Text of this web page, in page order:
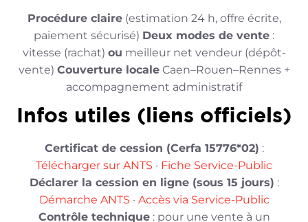
Procédure claire(estimation 24 h, offre écrite,
paiement sécurisé) Deux modes de vente :
vitesse (rachat) ou meilleur net vendeur (dépôt-
vente) Couverture localeCaen–Rouen–Rennes +
accompagnement administratif
Infos utiles (liens officiels)
Certificat de cession (Cerfa 15776*02) :
Télécharger sur ANTS · Fiche Service-Public
Déclarer la cession en ligne (sous 15 jours) :
Démarche ANTS · Accès via Service-Public
Contrôle technique: pour une vente à un